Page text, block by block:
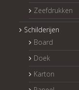
Zeefdrukken
Schilderijen
Board
Doek
Karton